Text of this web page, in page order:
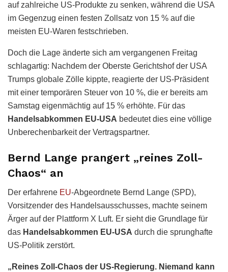
auf zahlreiche US-Produkte zu senken, während die USA
im Gegenzug einen festen Zollsatz von 15 % auf die
meisten EU-Waren festschrieben.
Doch die Lage änderte sich am vergangenen Freitag
schlagartig: Nachdem der Oberste Gerichtshof der USA
Trumps globale Zölle kippte, reagierte der US-Präsident
mit einer temporären Steuer von 10 %, die er bereits am
Samstag eigenmächtig auf 15 % erhöhte. Für das
Handelsabkommen EU-USA bedeutet dies eine völlige
Unberechenbarkeit der Vertragspartner.
Bernd Lange prangert „reines Zoll-
Chaos“ an
Der erfahrene EU-Abgeordnete Bernd Lange (SPD),
Vorsitzender des Handelsausschusses, machte seinem
Ärger auf der Plattform X Luft. Er sieht die Grundlage für
das Handelsabkommen EU-USA durch die sprunghafte
US-Politik zerstört.
„Reines Zoll-Chaos der US-Regierung. Niemand kann